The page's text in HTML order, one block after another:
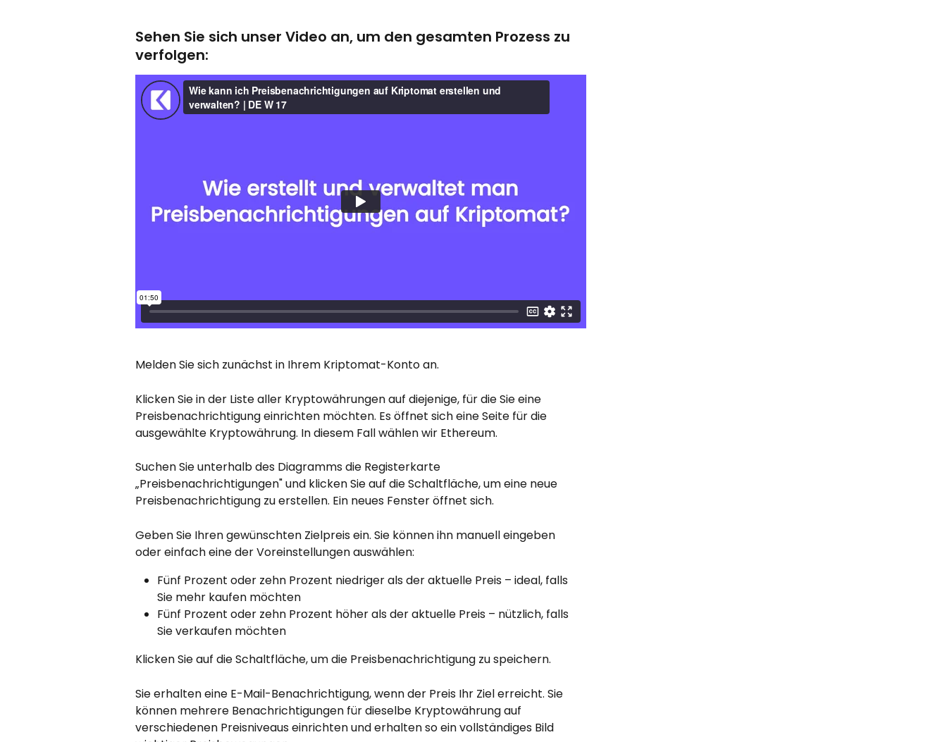
Sehen Sie sich unser Video an, um den gesamten Prozess zu
verfolgen:
Melden Sie sich zunächst in Ihrem Kriptomat-Konto an.
Klicken Sie in der Liste aller Kryptowährungen auf diejenige, für die Sie eine
Preisbenachrichtigung einrichten möchten. Es öffnet sich eine Seite für die
ausgewählte Kryptowährung. In diesem Fall wählen wir Ethereum.
Suchen Sie unterhalb des Diagramms die Registerkarte
„Preisbenachrichtigungen" und klicken Sie auf die Schaltfläche, um eine neue
Preisbenachrichtigung zu erstellen. Ein neues Fenster öffnet sich.
Geben Sie Ihren gewünschten Zielpreis ein. Sie können ihn manuell eingeben
oder einfach eine der Voreinstellungen auswählen:
Fünf Prozent oder zehn Prozent niedriger als der aktuelle Preis – ideal, falls
Sie mehr kaufen möchten
Fünf Prozent oder zehn Prozent höher als der aktuelle Preis – nützlich, falls
Sie verkaufen möchten
Klicken Sie auf die Schaltfläche, um die Preisbenachrichtigung zu speichern.
Sie erhalten eine E-Mail-Benachrichtigung, wenn der Preis Ihr Ziel erreicht. Sie
können mehrere Benachrichtigungen für dieselbe Kryptowährung auf
verschiedenen Preisniveaus einrichten und erhalten so ein vollständiges Bild